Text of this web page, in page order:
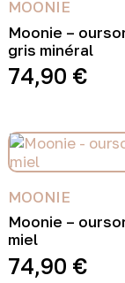
MOONIE
Moonie –
gris minéral
74,90 €
MOONIE
Moonie –
miel
74,90 €